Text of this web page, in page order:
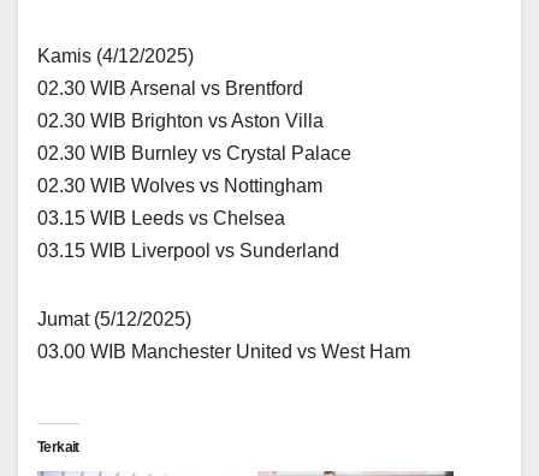
Kamis (4/12/2025)
02.30 WIB Arsenal vs Brentford
02.30 WIB Brighton vs Aston Villa
02.30 WIB Burnley vs Crystal Palace
02.30 WIB Wolves vs Nottingham
03.15 WIB Leeds vs Chelsea
03.15 WIB Liverpool vs Sunderland
Jumat (5/12/2025)
03.00 WIB Manchester United vs West Ham
Terkait